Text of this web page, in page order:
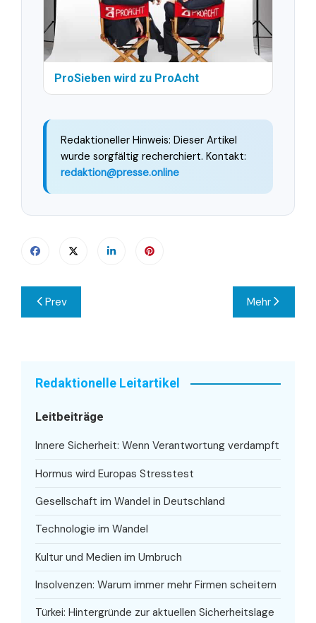
ProSieben wird zu ProAcht
Redaktioneller Hinweis: Dieser Artikel
wurde sorgfältig recherchiert. Kontakt:
redaktion@presse.online
Beitragsnavigation
Prev Mehr
Redaktionelle Leitartikel
Leitbeiträge
Innere Sicherheit: Wenn Verantwortung verdampft
Hormus wird Europas Stresstest
Gesellschaft im Wandel in Deutschland
Technologie im Wandel
Kultur und Medien im Umbruch
Insolvenzen: Warum immer mehr Firmen scheitern
Türkei: Hintergründe zur aktuellen Sicherheitslage